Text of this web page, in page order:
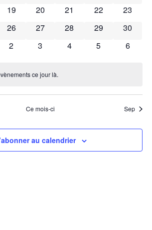
0 évènements
19 0 évènements
20 0 évènements
21 0 évènements
22 0
23
0 évènements
26 0 évènements
27 0 évènements
28 0 évènements
29 0
30
0 évènements
2 0 évènements
3 0 évènements
4 0 évènements
5 0
6
ce jour là.
Ce mois-ci Sep
au calendrier